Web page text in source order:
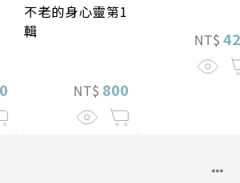
不老的身心靈第1
輯
NT$ 800
NT$